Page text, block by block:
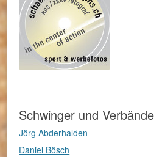
Schwinger und Verbände
Jörg Abderhalden
Daniel Bösch